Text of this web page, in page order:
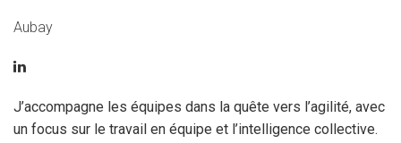
Aubay
J’accompagne les équipes dans la quête vers l’agilité, avec
un focus sur le travail en équipe et l’intelligence collective.